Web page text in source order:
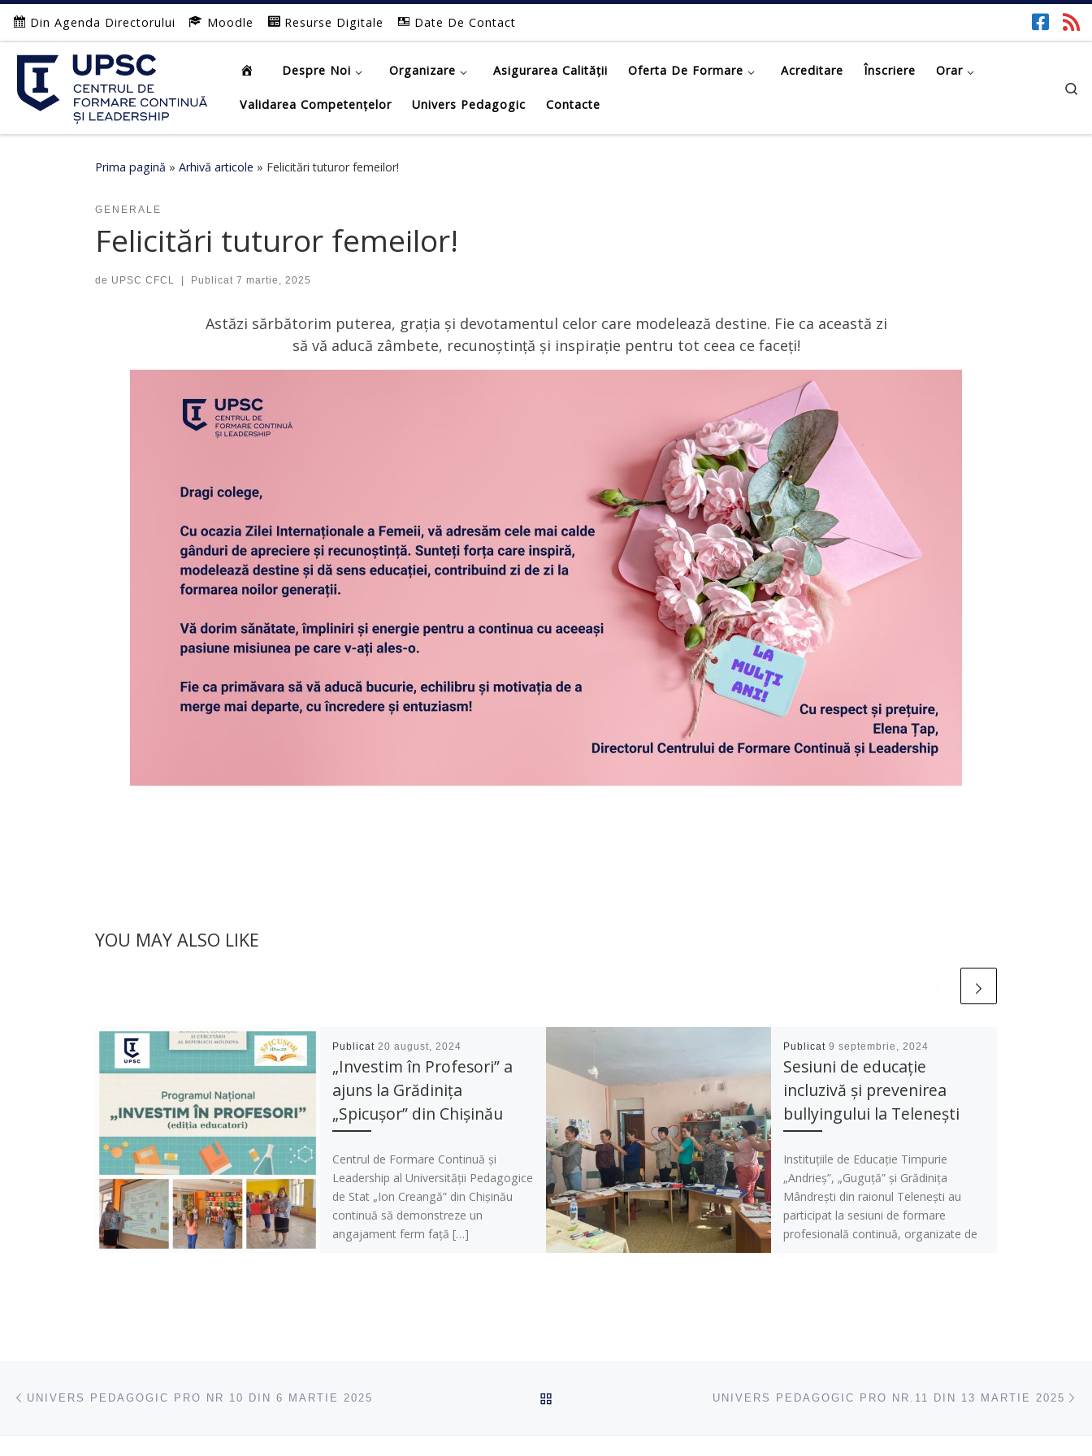
Afișează întregul conținut
Din Agenda Directorului Moodle Resurse Digitale Date De Contact
Despre Noi Organizare Asigurarea Calității Oferta De Formare Acreditare Înscriere Orar
Validarea Competențelor Univers Pedagogic Contacte
Prima pagină » Arhivă articole » Felicitări tuturor femeilor!
GENERALE
Felicitări tuturor femeilor!
de UPSC CFCL | Publicat 7 martie, 2025
Astăzi sărbătorim puterea, grația și devotamentul celor care modelează destine. Fie ca această zi
să vă aducă zâmbete, recunoștință și inspirație pentru tot ceea ce faceți!
YOU MAY ALSO LIKE
Publicat 20 august, 2024
„Investim în Profesori” a
ajuns la Grădinița
„Spicușor” din Chișinău
Centrul de Formare Continuă și
Leadership al Universității Pedagogice
de Stat „Ion Creangă” din Chișinău
continuă să demonstreze un
angajament ferm față […]
Publicat 9 septembrie, 2024
Sesiuni de educație
incluzivă și prevenirea
bullyingului la Telenești
Instituțiile de Educație Timpurie
„Andrieș”, „Guguță” și Grădinița
Mândrești din raionul Telenești au
participat la sesiuni de formare
profesională continuă, organizate de
Navigare articole
UNIVERS PEDAGOGIC PRO NR 10 DIN 6 MARTIE 2025 UNIVERS PEDAGOGIC PRO NR.11 DIN 13 MARTIE 2025